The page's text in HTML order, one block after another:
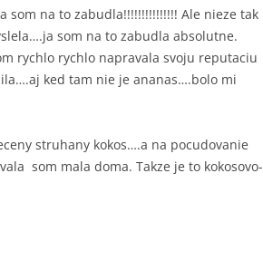
som na to zabudla!!!!!!!!!!!!!!! Ale nieze tak
som na to zabudla absolutne.
rychlo rychlo napravala svoju reputaciu
ked tam nie je ananas….bolo mi
struhany kokos….a na pocudovanie
som mala doma. Takze je to kokosovo-